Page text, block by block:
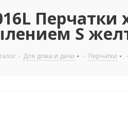
S
- Для дома и дачи - Перчатки -